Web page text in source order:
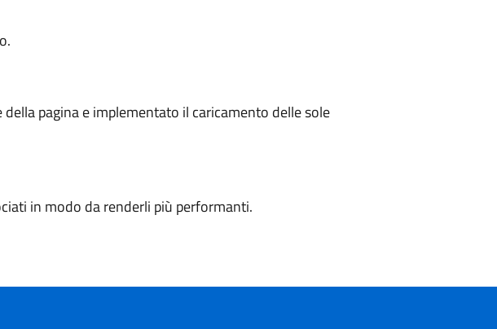
pagina e implementato il caricamento delle sole
in modo da renderli più performanti.